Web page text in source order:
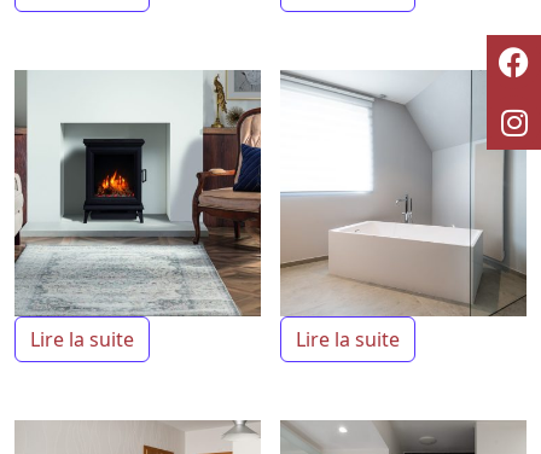
Lire la suite Lire la suite